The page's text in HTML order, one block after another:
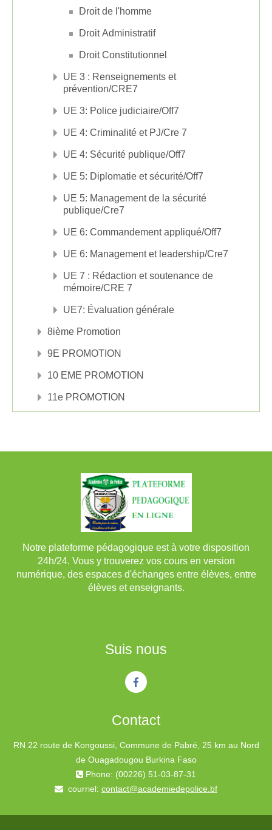
Droit de l'homme
Droit Administratif
Droit Constitutionnel
UE 3 : Renseignements et
prévention/CRE7
UE 3: Police judiciaire/Off7
UE 4: Criminalité et PJ/Cre 7
UE 4: Sécurité publique/Off7
UE 5: Diplomatie et sécurité/Off7
UE 5: Management de la sécurité
publique/Cre7
UE 6: Commandement appliqué/Off7
UE 6: Management et leadership/Cre7
UE 7 : Rédaction et soutenance de
mémoire/CRE 7
UE7: Évaluation générale
8ième Promotion
9E PROMOTION
10 EME PROMOTION
11e PROMOTION
Notre plateforme pédagogique est à votre disposition
24h/24. Vous y trouverez vos cours en version
numérique, des espaces d'échanges entre élèves, entre
élèves et enseignants.
Suis nous
Contact
RN 22 route de Kongoussi, Commune de Pabré, 25 km au Nord
de Ouagadougou Burkina Faso
Phone: (00226) 51-03-87-31
courriel: contact@academiedepolice.bf